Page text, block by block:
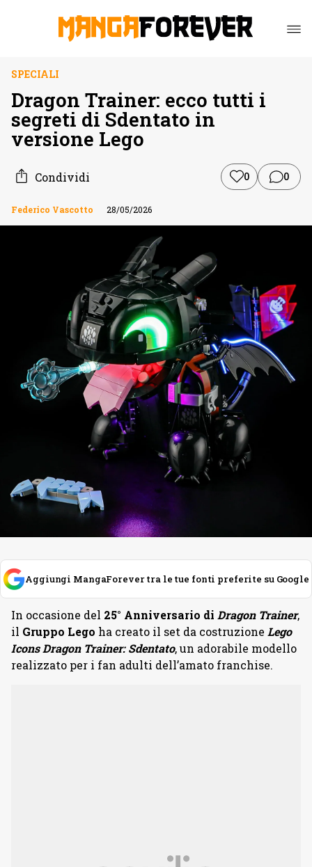
SPECIALI
Dragon Trainer: ecco tutti i
segreti di Sdentato in
versione Lego
Condividi 0 0
Federico Vascotto 28/05/2026
Aggiungi MangaForever tra le tue fonti preferite su Google
In occasione del 25° Anniversario di Dragon Trainer,
il Gruppo Lego ha creato il set da costruzione Lego
Icons Dragon Trainer: Sdentato, un adorabile modello
realizzato per i fan adulti dell’amato franchise.